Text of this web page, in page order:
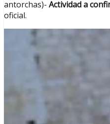
antorchas)- Actividad a
oficial.